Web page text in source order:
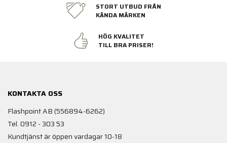
STORT UTBUD FRÅN
KÄNDA MÄRKEN
HÖG KVALITET
TILL BRA PRISER!
KONTAKTA OSS
Flashpoint AB (556894-6262)
Tel. 0912 - 303 53
Kundtjänst är öppen vardagar 10-18